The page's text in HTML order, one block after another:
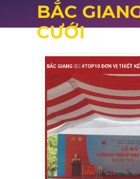
BẮC
CƯỚI